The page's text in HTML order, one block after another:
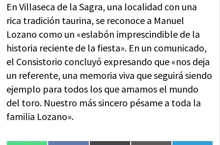
En Villaseca de la Sagra, una localidad con una
rica tradición taurina, se reconoce a Manuel
Lozano como un «eslabón imprescindible de la
historia reciente de la fiesta». En un comunicado,
el Consistorio concluyó expresando que «nos deja
un referente, una memoria viva que seguirá siendo
ejemplo para todos los que amamos el mundo
del toro. Nuestro más sincero pésame a toda la
familia Lozano».